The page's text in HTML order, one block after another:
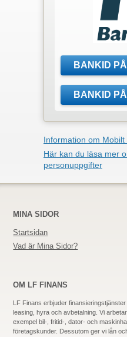
Information om Mobilt
Här kan du läsa mer
personuppgifter
MINA SIDOR
Startsidan
Vad är Mina Sidor?
OM LF FINANS
LF Finans erbjuder
leasing, hyra och avbetalning. Vi
exempel bil-, fritid-,dator- och
företagskunder. Dessutom ger vi lån